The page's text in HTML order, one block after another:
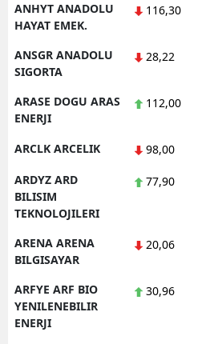
ANHYT ANADOLU
HAYAT EMEK.
116,30
ANSGR ANADOLU
SIGORTA
28,22
ARASE DOGU ARAS
ENERJI
112,00
ARCLK ARCELIK 98,00
ARDYZ ARD
BILISIM
TEKNOLOJILERI
77,90
ARENA ARENA
BILGISAYAR
20,06
ARFYE ARF BIO
YENILENEBILIR
ENERJI
30,96